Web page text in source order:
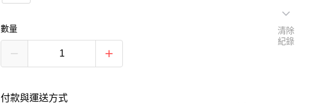
數量
付款與運送方式
清除
紀錄